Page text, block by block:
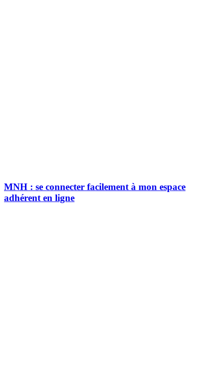
MNH : se connecter facilement à mon espace
adhérent en ligne